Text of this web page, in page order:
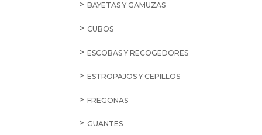
BAYETAS Y GAMUZAS
CUBOS
ESCOBAS Y RECOGEDORES
ESTROPAJOS Y CEPILLOS
FREGONAS
GUANTES